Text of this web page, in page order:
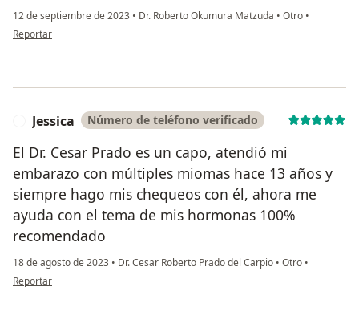
12 de septiembre de 2023 • Dr. Roberto Okumura Matzuda • Otro •
en opinión del usuario Evelyn
Reportar
Jessica Número de teléfono verificado
El Dr. Cesar Prado es un capo, atendió mi
embarazo con múltiples miomas hace 13 años y
siempre hago mis chequeos con él, ahora me
ayuda con el tema de mis hormonas 100%
recomendado
18 de agosto de 2023 • Dr. Cesar Roberto Prado del Carpio • Otro •
en opinión del usuario Jessica
Reportar